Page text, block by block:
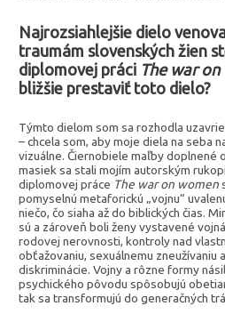
Najrozsiahlejšie dielo
traumám slovenských žien
diplomovej práci The war
bližšie prestaviť toto dielo?
Týmto dielom som sa rozhodla
– chcela som, aby moje diela na seba
vizuálne. Čiernobiele maľby doplnené
masiek sa stali mojím autorským
diplomovej práce The war on women
pomyselnú metaforickú „vojnu“
niečo, čo siaha až do biblických čias.
sú a zároveň boli ženy vystavené
rodovej nerovnosti, kontroly nad
obťažovaniu, sexuálnemu zneužívaniu
diskriminácie. Vojny a rôzne formy
psychického pôvodu spôsobujú
tak sa transformujú do generačných